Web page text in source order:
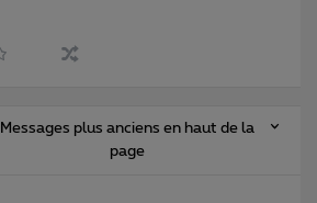
Messages plus anciens en haut de la
page